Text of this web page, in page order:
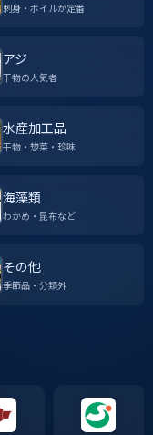
刺身・ボイルが定番
アジ
干物の人気者
水産加工品
干物・惣菜・珍味
海藻類
わかめ・昆布など
その他
季節品・分類外